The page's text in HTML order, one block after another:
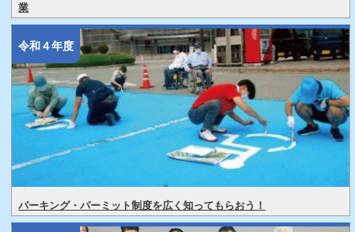
業
令和４年度
パーキング・パーミット制度を広く知ってもらおう！